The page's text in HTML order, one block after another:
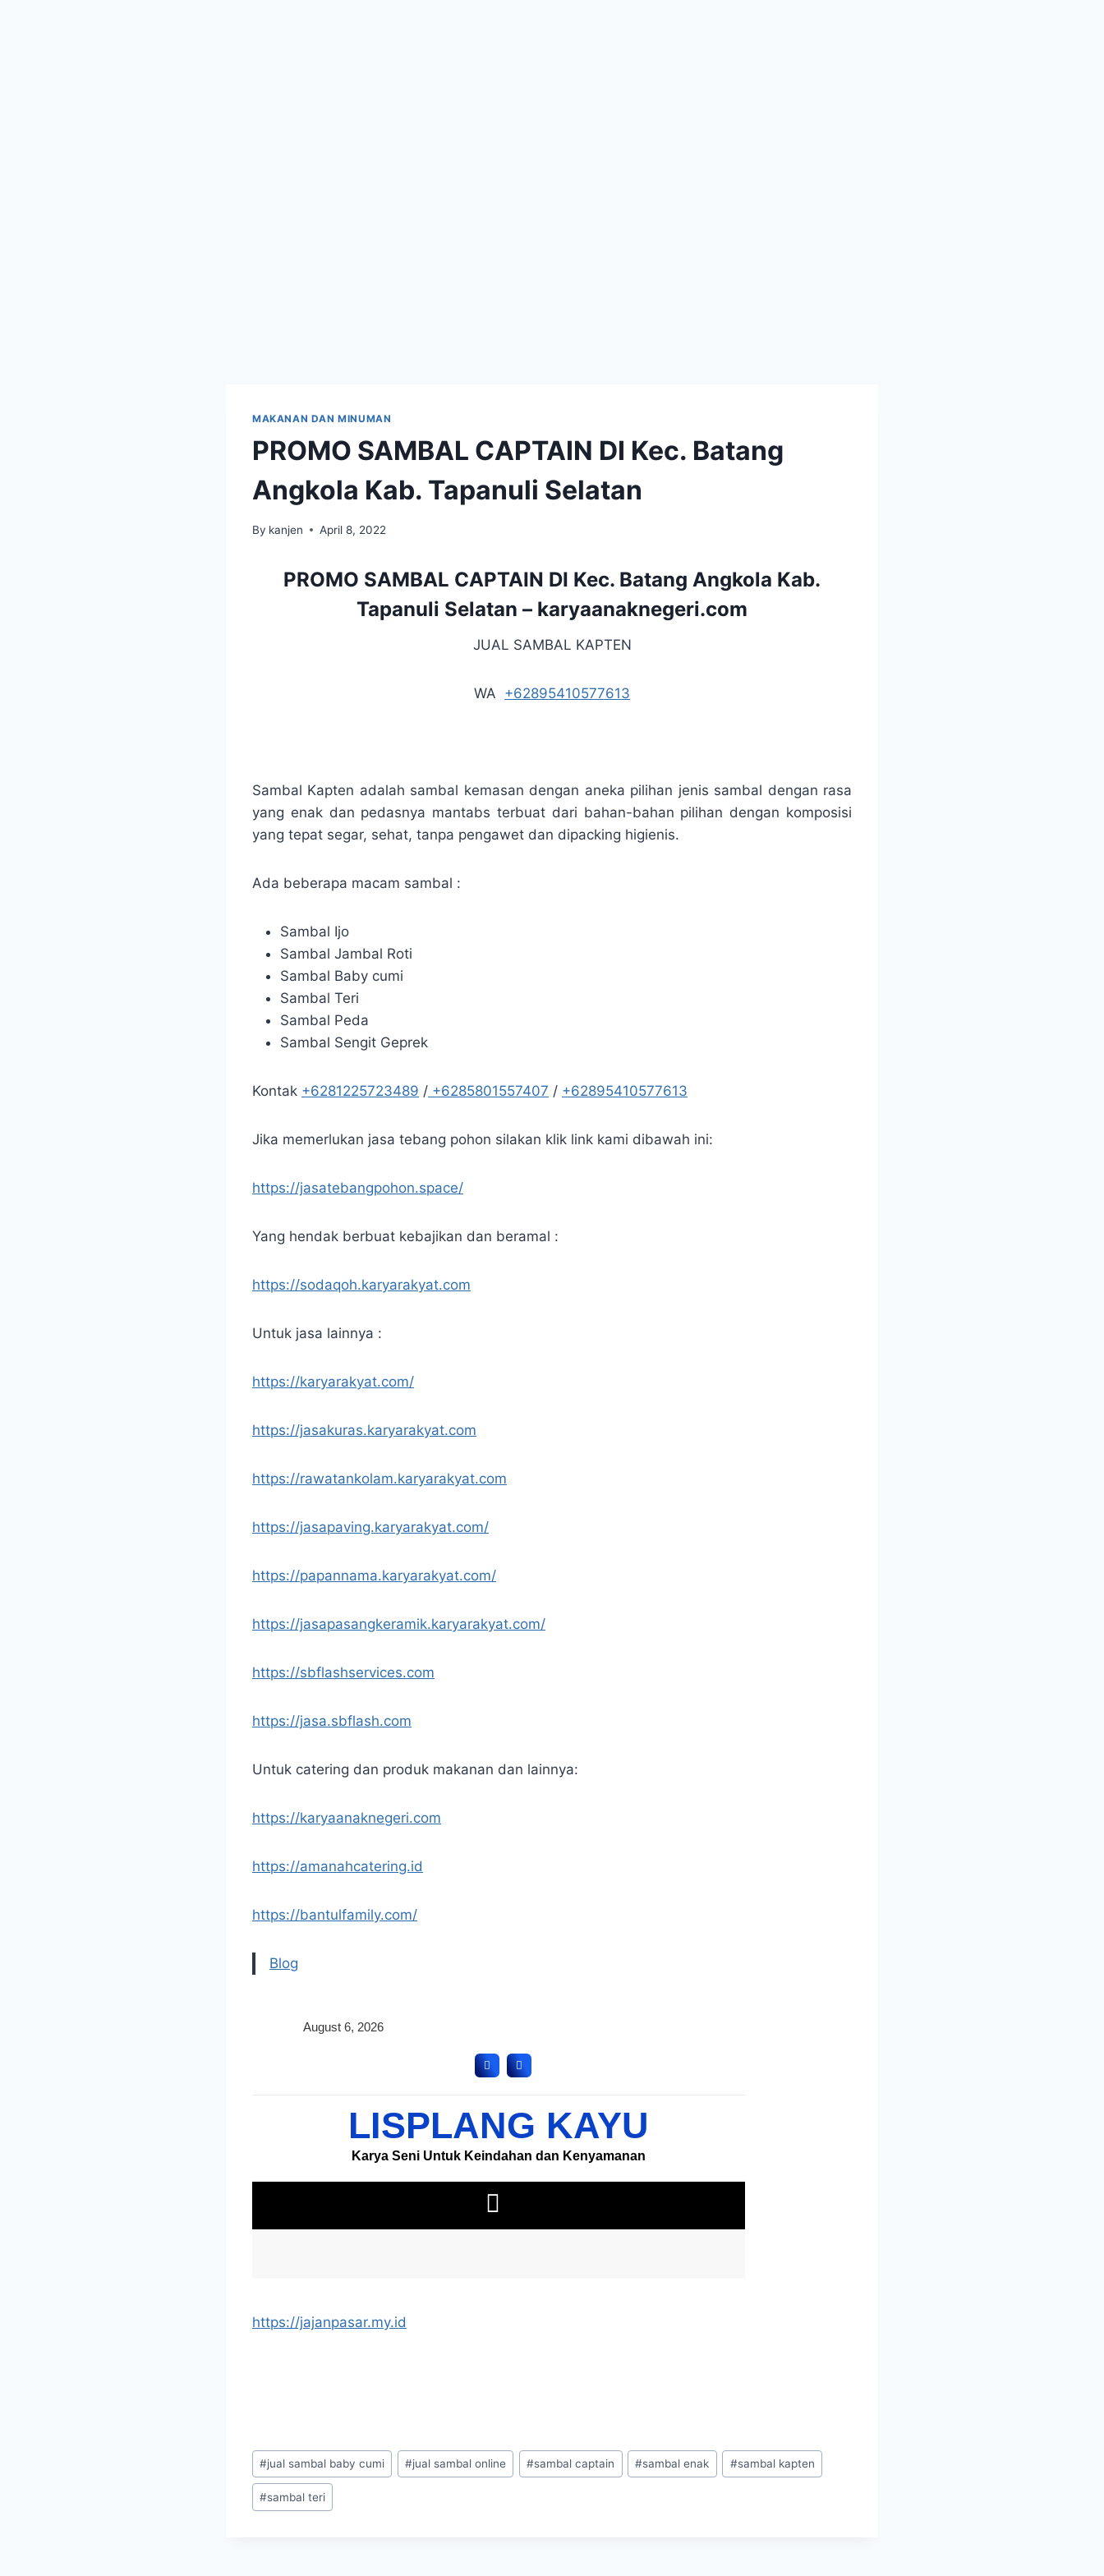
MAKANAN DAN MINUMAN
PROMO SAMBAL CAPTAIN DI Kec. Batang
Angkola Kab. Tapanuli Selatan
By kanjen April 8, 2022
PROMO SAMBAL CAPTAIN DI Kec. Batang Angkola Kab.
Tapanuli Selatan – karyaanaknegeri.com
JUAL SAMBAL KAPTEN
WA +62895410577613
Sambal Kapten adalah sambal kemasan dengan aneka pilihan jenis sambal dengan rasa
yang enak dan pedasnya mantabs terbuat dari bahan-bahan pilihan dengan komposisi
yang tepat segar, sehat, tanpa pengawet dan dipacking higienis.
Ada beberapa macam sambal :
Sambal Ijo
Sambal Jambal Roti
Sambal Baby cumi
Sambal Teri
Sambal Peda
Sambal Sengit Geprek
Kontak +6281225723489 / +6285801557407 / +62895410577613
Jika memerlukan jasa tebang pohon silakan klik link kami dibawah ini:
https://jasatebangpohon.space/
Yang hendak berbuat kebajikan dan beramal :
https://sodaqoh.karyarakyat.com
Untuk jasa lainnya :
https://karyarakyat.com/
https://jasakuras.karyarakyat.com
https://rawatankolam.karyarakyat.com
https://jasapaving.karyarakyat.com/
https://papannama.karyarakyat.com/
https://jasapasangkeramik.karyarakyat.com/
https://sbflashservices.com
https://jasa.sbflash.com
Untuk catering dan produk makanan dan lainnya:
https://karyaanaknegeri.com
https://amanahcatering.id
https://bantulfamily.com/
Blog
https://jajanpasar.my.id
#jual sambal baby cumi #jual sambal online #sambal captain #sambal enak #sambal kapten
#sambal teri